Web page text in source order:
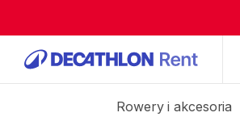
Rowery i akcesoria